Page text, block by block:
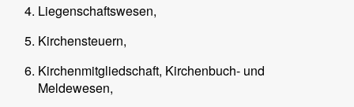
Liegenschaftswesen,
Kirchensteuern,
Kirchenmitgliedschaft, Kirchenbuch- und
Meldewesen,